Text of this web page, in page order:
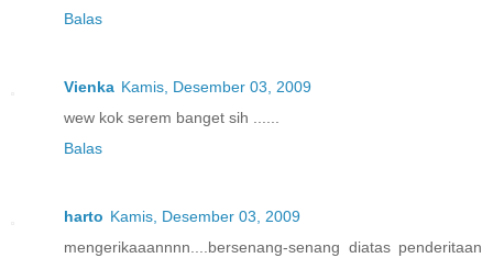
Balas
Vienka Kamis, Desember 03, 2009
wew kok serem banget sih ......
Balas
harto Kamis, Desember 03, 2009
mengerikaaannnn....bersenang-senang diatas penderitaan